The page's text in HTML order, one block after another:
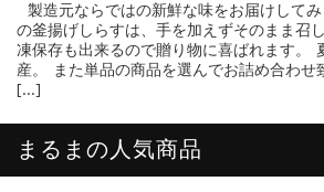
製造元ならではの新鮮な味をお届けして
の釜揚げしらすは、手を加えずそのまま召
凍保存も出来るので贈り物に喜ばれます。
産。 また単品の商品を選んでお詰め合わ
は、ご予算やお好みに合わせて内容を変更
合せフォームにてお問い合わせください。
https://marumashirasuya.net/?p=1812
[…]
まるまの人気商品